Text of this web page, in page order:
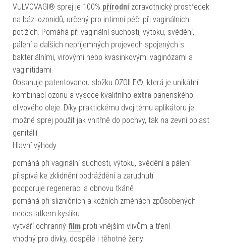
VULVOVAGI® sprej je 100% přírodnízdravotnický prostředek
na bázi ozonidů, určený pro intimní péči při vaginálních
potížích. Pomáhá při vaginální suchosti, výtoku, svědění,
pálení a dalších nepříjemných projevech spojených s
bakteriálními, virovými nebo kvasinkovými vaginózami a
vaginitidami.
Obsahuje patentovanou složku OZOILE®, která je unikátní
kombinací ozonu a vysoce kvalitního extra panenského
olivového oleje. Díky praktickému dvojitému aplikátoru je
možné sprej použít jak vnitřně do pochvy, tak na zevní oblast
genitálií.
Hlavní výhody
pomáhá při vaginální suchosti, výtoku, svědění a pálení
přispívá ke zklidnění podráždění a zarudnutí
podporuje regeneraci a obnovu tkáně
pomáhá při slizničních a kožních změnách způsobených
nedostatkem kyslíku
vytváří ochranný film proti vnějším vlivům a tření
vhodný pro dívky, dospělé i těhotné ženy